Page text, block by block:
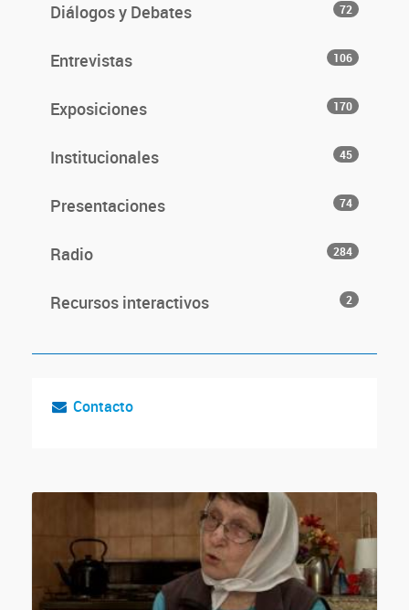
Diálogos y Debates 72
Entrevistas 106
Exposiciones 170
Institucionales 45
Presentaciones 74
Radio 284
Recursos interactivos 2
Contacto